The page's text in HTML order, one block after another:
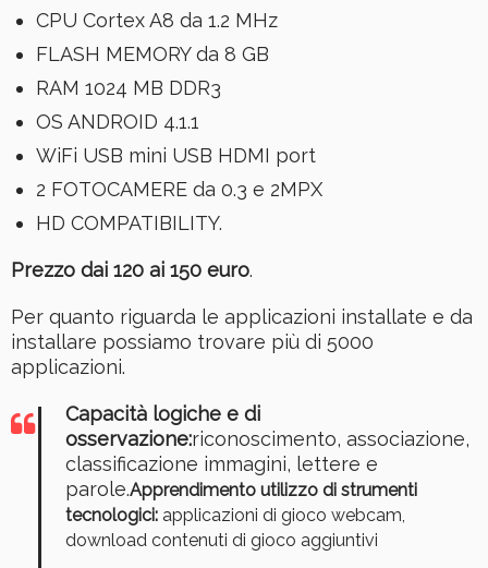
CPU Cortex A8 da 1.2 MHz
FLASH MEMORY da 8 GB
RAM 1024 MB DDR3
OS ANDROID 4.1.1
WiFi USB mini USB HDMI port
2 FOTOCAMERE da 0.3 e 2MPX
HD COMPATIBILITY.
Prezzo dai 120 ai 150 euro.
Per quanto riguarda le applicazioni installate e da
installare possiamo trovare più di 5000
applicazioni.
Capacità logiche e di
osservazione:riconoscimento, associazione,
classificazione immagini, lettere e
parole.Apprendimento utilizzo di strumenti
tecnologici: applicazioni di gioco webcam,
download contenuti di gioco aggiuntivi